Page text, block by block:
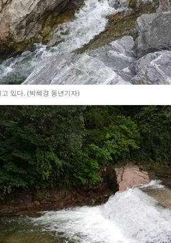
있다. (박혜경 동년기자)